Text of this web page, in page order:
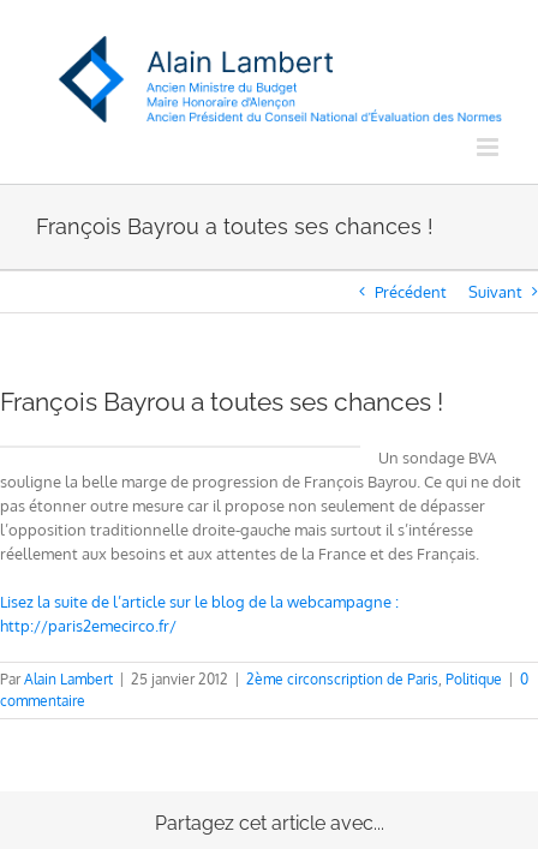
François Bayrou a toutes ses chances !
Précédent Suivant
François Bayrou a toutes ses chances !
Un sondage BVA
souligne la belle marge de progression de François Bayrou. Ce qui ne doit
pas étonner outre mesure car il propose non seulement de dépasser
l’opposition traditionnelle droite-gauche mais surtout il s’intéresse
réellement aux besoins et aux attentes de la France et des Français.
Lisez la suite de l’article sur le blog de la webcampagne :
http://paris2emecirco.fr/
ParAlain Lambert 25 janvier 2012 2ème circonscription de Paris, Politique
0
commentaire
Partagez cet article avec...